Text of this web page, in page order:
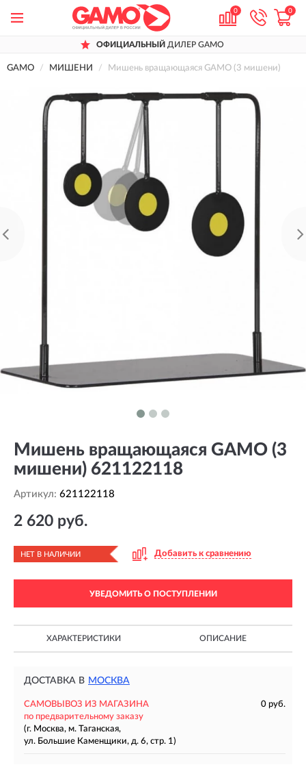
0 0
ОФИЦИАЛЬНЫЙ ДИЛЕР GAMO
GAMO МИШЕНИ Мишень вращающаяся GAMO (3 мишени)
Мишень вращающаяся GAMO (3
мишени) 621122118
Артикул: 621122118
2 620 руб.
НЕТ В НАЛИЧИИ Добавить к сравнению
УВЕДОМИТЬ О ПОСТУПЛЕНИИ
ХАРАКТЕРИСТИКИ ОПИСАНИЕ
ДОСТАВКА В МОСКВА
САМОВЫВОЗ ИЗ МАГАЗИНА
0 руб.
по предварительному заказу
(г. Москва, м. Таганская,
ул. Большие Каменщики, д. 6, стр. 1)